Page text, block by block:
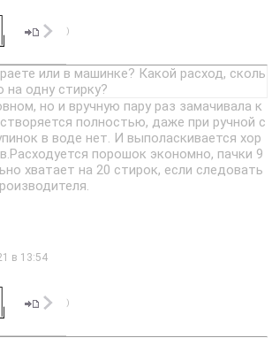
)
или в машинке? Какой расход, сколь
одну стирку?
но и вручную пару раз замачивала к
полностью, даже при ручной с
в воде нет. И выполаскивается хор
порошок экономно, пачки 9
хватает на 20 стирок, если следовать
в 13:54
)